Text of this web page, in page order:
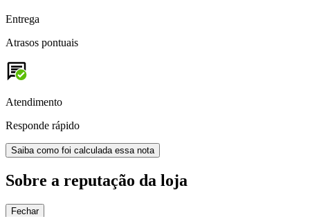
Entrega
Atrasos pontuais
Atendimento
Responde rápido
Saiba como foi calculada essa nota
Sobre a reputação da loja
Fechar